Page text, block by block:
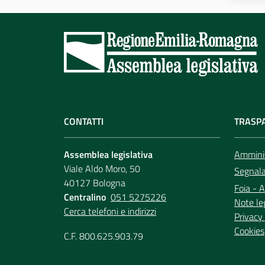
CONTATTI
Assemblea legislativa
Viale Aldo Moro, 50
40127 Bologna
Centralino 051 5275226
Cerca telefoni e indirizzi
C.F. 800.625.903.79
Foia -
Note
Cookies